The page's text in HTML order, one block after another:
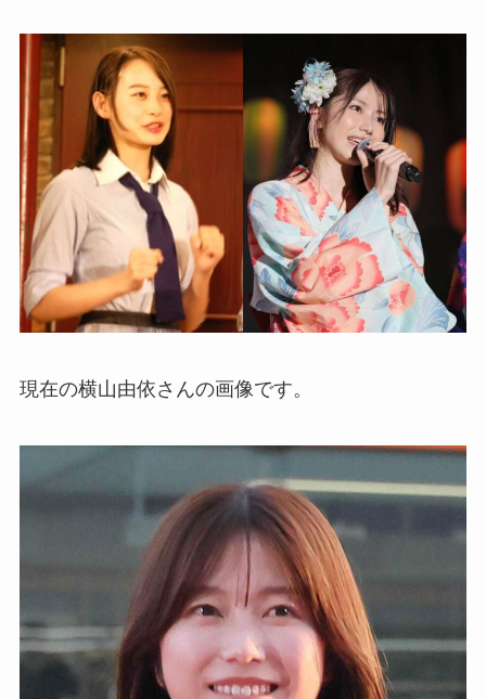
現在の横山由依さんの画像です。